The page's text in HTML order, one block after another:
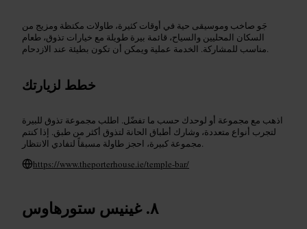
جَو صاخب وموسيقى حية في أوقات كثيرة، طاولات مكتظة ومزيج من
السكان المحليين والسياح، قائمة بيرة طويلة مع خيارات تذوق، طعام
مناسب للمشاركة. الخدمة عملية ويمكن أن تكون بطيئة عند الازدحام.
خطط لزيارتك
اذهب مع مجموعة أو لوحدك حسب ما تفضّل. اطلب مجموعة تذوق للبيرة
لتجرب أنواع متعددة، وشارك أطباق الحانة لتذوق أكثر من طبق. إذا كنتم
مجموعة كبيرة، احجز طاولة مسبقاً لتفادي الانتظار.
https://www.theporterhouse.ie/temple-bar/
غينيس ستورهاوس